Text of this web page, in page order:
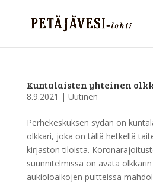
Kuntalaisten yhteinen
8.9.2021 | Uutinen
Perhekeskuksen sydän on
olkkari, joka on tällä hetkellä
kirjaston tiloista.
suunnitelmissa on avata
aukioloaikojen puitteissa